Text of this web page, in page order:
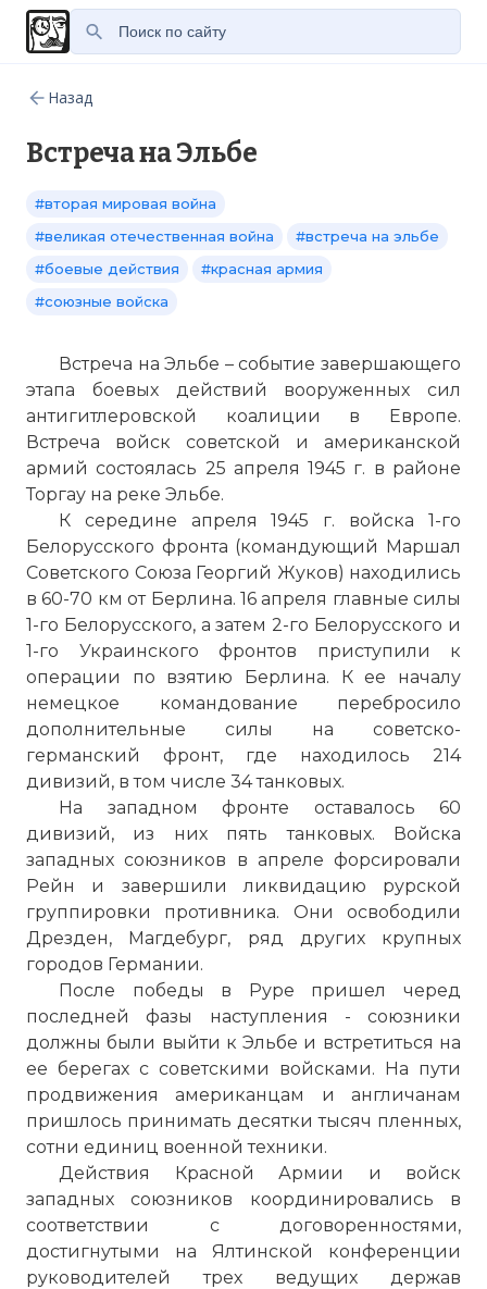
Назад
Встреча на Эльбе
#вторая мировая война
#великая отечественная война
#встреча на эльбе
#боевые действия
#красная армия
#союзные войска
Встреча на Эльбе – событие завершающего
этапа боевых действий вооруженных сил
антигитлеровской коалиции в Европе.
Встреча войск советской и американской
армий состоялась 25 апреля 1945 г. в районе
Торгау на реке Эльбе.
К середине апреля 1945 г. войска 1-го
Белорусского фронта (командующий Маршал
Советского Союза Георгий Жуков) находились
в 60-70 км от Берлина. 16 апреля главные силы
1-го Белорусского, а затем 2-го Белорусского и
1-го Украинского фронтов приступили к
операции по взятию Берлина. К ее началу
немецкое командование перебросило
дополнительные силы на советско-
германский фронт, где находилось 214
дивизий, в том числе 34 танковых.
На западном фронте оставалось 60
дивизий, из них пять танковых. Войска
западных союзников в апреле форсировали
Рейн и завершили ликвидацию рурской
группировки противника. Они освободили
Дрезден, Магдебург, ряд других крупных
городов Германии.
После победы в Руре пришел черед
последней фазы наступления - союзники
должны были выйти к Эльбе и встретиться на
ее берегах с советскими войсками. На пути
продвижения американцам и англичанам
пришлось принимать десятки тысяч пленных,
сотни единиц военной техники.
Действия Красной Армии и войск
западных союзников координировались в
соответствии с договоренностями,
достигнутыми на Ялтинской конференции
руководителей трех ведущих держав